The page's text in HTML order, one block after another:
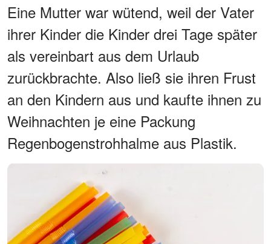
Eine Mutter war wütend, weil der Vater
ihrer Kinder die Kinder drei Tage später
als vereinbart aus dem Urlaub
zurückbrachte. Also ließ sie ihren Frust
an den Kindern aus und kaufte ihnen zu
Weihnachten je eine Packung
Regenbogenstrohhalme aus Plastik.